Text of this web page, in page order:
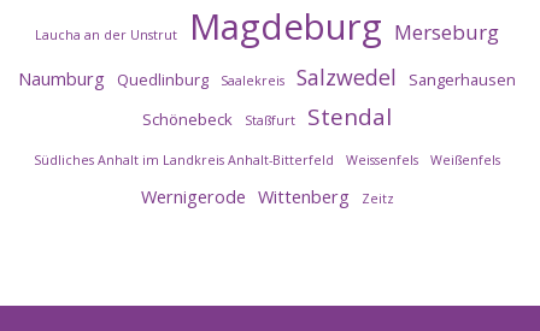
Laucha an der Unstrut Magdeburg Merseburg
Naumburg Quedlinburg Saalekreis Salzwedel
Sangerhausen
Schönebeck
Staßfurt Stendal
Südliches Anhalt im Landkreis Anhalt-Bitterfeld Weissenfels Weißenfels
Wernigerode Wittenberg Zeitz